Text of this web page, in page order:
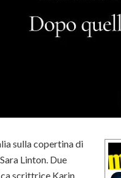
sulla copertina di
Linton. Due
scrittrice Karin